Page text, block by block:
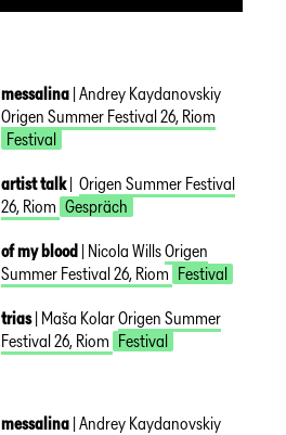
messalina |Andrey Kaydanovskiy
Origen Summer Festival 26, Riom
Festival
artist talk | Origen Summer Festival
26, Riom Gespräch
of my blood | Nicola WillsOrigen
Summer Festival 26, Riom Festival
trias | Maša KolarOrigen Summer
Festival 26, Riom Festival
messalina |Andrey Kaydanovskiy